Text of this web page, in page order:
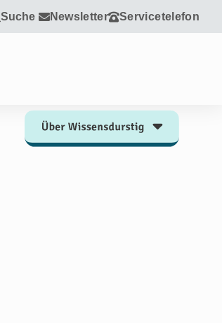
Suche Newsletter Servicetelefon